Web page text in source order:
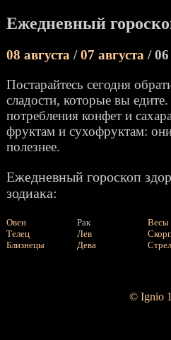
Ежедневный
08 августа /07 августа /
Постарайтесь сегодня
сладости, которые вы
потребления конфет и
фруктам и сухофруктам:
полезнее.
Ежедневный гороскоп
зодиака:
Овен
Телец
Близнецы
Рак
Лев
Дева
Весы
© Ignio